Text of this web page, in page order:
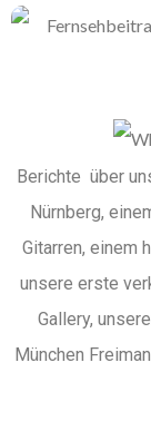
In
Berichte über
Nürnberg,
Gitarren, einem
unsere erste
Gallery,
München